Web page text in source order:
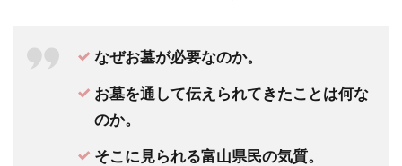
なぜお墓が必要なのか。
お墓を通して伝えられてきたことは何な
のか。
そこに見られる富山県民の気質。